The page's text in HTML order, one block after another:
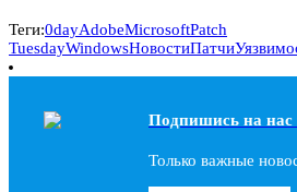
Теги:0dayAdobeMicrosoftPatch
TuesdayWindowsНовостиПатчи
Подпишись на наc
Только важные